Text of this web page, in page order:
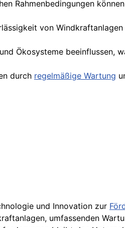
Rahmenbedingungen
von Windkraftanlagen
Ökosysteme beeinflussen,
durch regelmäßige Wartung
und Innovation zur
umfassenden